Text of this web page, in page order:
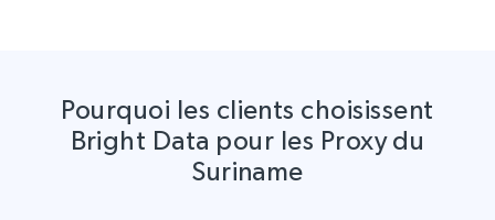
Pourquoi les clients choisissent
Bright Data pour les Proxy du
Suriname